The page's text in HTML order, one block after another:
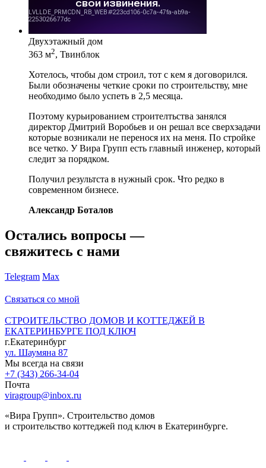
Двухэтажный дом
363 м2, Твинблок
Хотелось, чтобы дом строил, тот с кем я договорился.
Были обозначены четкие сроки по строительству, мне
необходимо было успеть в 2,5 месяца.
Поэтому курьированием строителтьства занялся
директор Дмитрий Воробьев и он решал все сверхзадачи
которые возникали не перенося их на меня. По стройке
все четко. У Вира Групп есть главный инженер, который
следит за порядком.
Получил результста в нужный срок. Что редко в
современном бизнесе.
Александр Боталов
Остались вопросы —
свяжитесь с нами
Telegram Max
Связаться со мной
СТРОИТЕЛЬСТВО ДОМОВ И КОТТЕДЖЕЙ В
ЕКАТЕРИНБУРГЕ ПОД КЛЮЧ
г.Екатеринбург
ул. Шаумяна 87
Мы всегда на связи
+7 (343) 266-34-04
Почта
viragroup@inbox.ru
«Вира Групп». Строительство домов
и строительство коттеджей под ключ в Екатеринбурге.